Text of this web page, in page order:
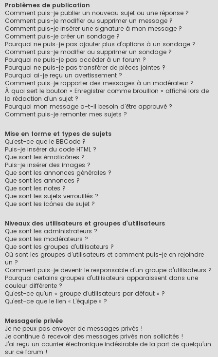
Problèmes de publication
Comment puis-je publier un nouveau sujet ou une réponse ?
Comment puis-je modifier ou supprimer un message ?
Comment puis-je insérer une signature à mon message ?
Comment puis-je créer un sondage ?
Pourquoi ne puis-je pas ajouter plus d’options à un sondage ?
Comment puis-je modifier ou supprimer un sondage ?
Pourquoi ne puis-je pas accéder à un forum ?
Pourquoi ne puis-je pas transférer de pièces jointes ?
Pourquoi ai-je reçu un avertissement ?
Comment puis-je rapporter des messages à un modérateur ?
À quoi sert le bouton « Enregistrer comme brouillon » affiché lors de
la rédaction d’un sujet ?
Pourquoi mon message a-t-il besoin d’être approuvé ?
Comment puis-je remonter mes sujets ?
Mise en forme et types de sujets
Qu’est-ce que le BBCode ?
Puis-je insérer du code HTML ?
Que sont les émoticônes ?
Puis-je insérer des images ?
Que sont les annonces générales ?
Que sont les annonces ?
Que sont les notes ?
Que sont les sujets verrouillés ?
Que sont les icônes de sujet ?
Niveaux des utilisateurs et groupes d’utilisateurs
Que sont les administrateurs ?
Que sont les modérateurs ?
Que sont les groupes d’utilisateurs ?
Où sont les groupes d’utilisateurs et comment puis-je en rejoindre
un ?
Comment puis-je devenir le responsable d’un groupe d’utilisateurs ?
Pourquoi certains groupes d’utilisateurs apparaissent dans une
couleur différente ?
Qu’est-ce qu’un « groupe d’utilisateurs par défaut » ?
Qu’est-ce que le lien « L’équipe » ?
Messagerie privée
Je ne peux pas envoyer de messages privés !
Je continue à recevoir des messages privés non sollicités !
J’ai reçu un courrier électronique indésirable de la part de quelqu’un
sur ce forum !